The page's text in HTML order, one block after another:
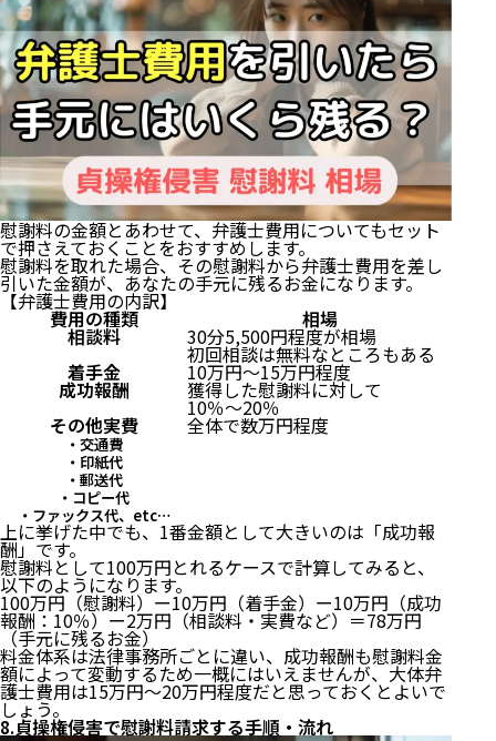
慰謝料の金額とあわせて、弁護士費用についてもセット
で押さえておくことをおすすめします。
慰謝料を取れた場合、その慰謝料から弁護士費用を差し
引いた金額が、あなたの手元に残るお金になります。
【弁護士費用の内訳】
費用の種類 相場
相談料 30分5,500円程度が相場
初回相談は無料なところもある
着手金 10万円〜15万円程度
成功報酬 獲得した慰謝料に対して
10％〜20％
その他実費
・交通費
・印紙代
・郵送代
・コピー代
・ファックス代、etc…
全体で数万円程度
上に挙げた中でも、1番金額として大きいのは「成功報
酬」です。
慰謝料として100万円とれるケースで計算してみると、
以下のようになります。
100万円（慰謝料）ー10万円（着手金）ー10万円（成功
報酬：10％）ー2万円（相談料・実費など）＝78万円
（手元に残るお金）
料金体系は法律事務所ごとに違い、成功報酬も慰謝料金
額によって変動するため一概にはいえませんが、大体弁
護士費用は15万円〜20万円程度だと思っておくとよいで
しょう。
8.貞操権侵害で慰謝料請求する手順・流れ